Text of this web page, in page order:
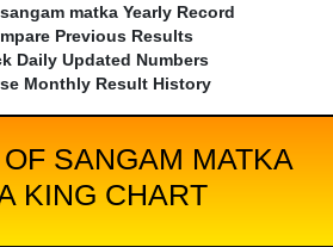
matka Yearly Record
Previous Results
Daily Updated Numbers
Monthly Result History
SANGAM MATKA
KING CHART